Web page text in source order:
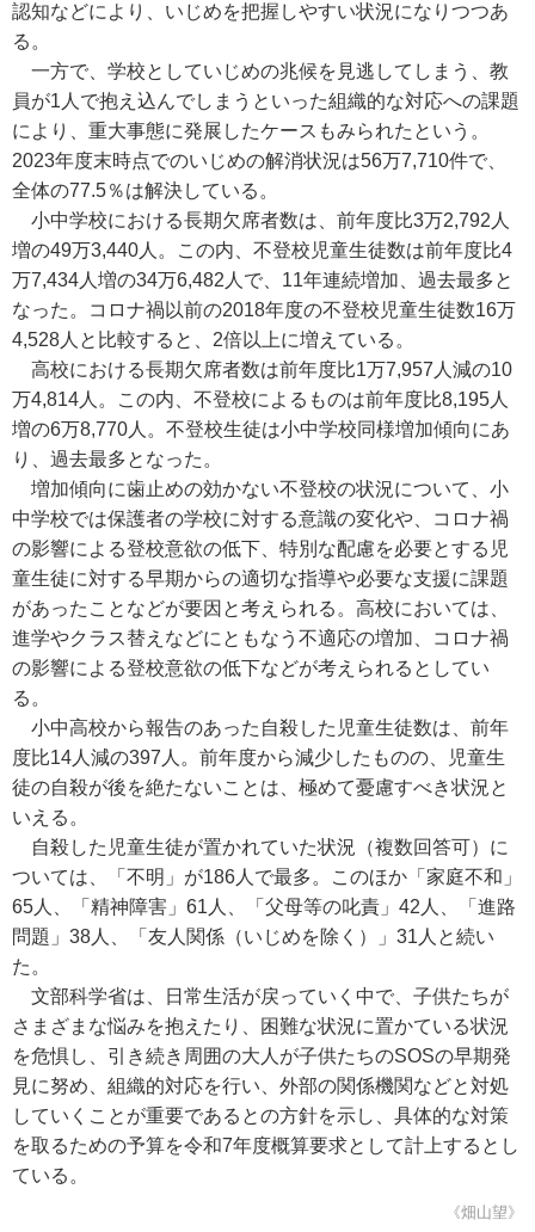
認知などにより、いじめを把握しやすい状況になりつつあ
る。
一方で、学校としていじめの兆候を見逃してしまう、教
員が1人で抱え込んでしまうといった組織的な対応への課題
により、重大事態に発展したケースもみられたという。
2023年度末時点でのいじめの解消状況は56万7,710件で、
全体の77.5％は解決している。
小中学校における長期欠席者数は、前年度比3万2,792人
増の49万3,440人。この内、不登校児童生徒数は前年度比4
万7,434人増の34万6,482人で、11年連続増加、過去最多と
なった。コロナ禍以前の2018年度の不登校児童生徒数16万
4,528人と比較すると、2倍以上に増えている。
高校における長期欠席者数は前年度比1万7,957人減の10
万4,814人。この内、不登校によるものは前年度比8,195人
増の6万8,770人。不登校生徒は小中学校同様増加傾向にあ
り、過去最多となった。
増加傾向に歯止めの効かない不登校の状況について、小
中学校では保護者の学校に対する意識の変化や、コロナ禍
の影響による登校意欲の低下、特別な配慮を必要とする児
童生徒に対する早期からの適切な指導や必要な支援に課題
があったことなどが要因と考えられる。高校においては、
進学やクラス替えなどにともなう不適応の増加、コロナ禍
の影響による登校意欲の低下などが考えられるとしてい
る。
小中高校から報告のあった自殺した児童生徒数は、前年
度比14人減の397人。前年度から減少したものの、児童生
徒の自殺が後を絶たないことは、極めて憂慮すべき状況と
いえる。
自殺した児童生徒が置かれていた状況（複数回答可）に
ついては、「不明」が186人で最多。このほか「家庭不和」
65人、「精神障害」61人、「父母等の叱責」42人、「進路
問題」38人、「友人関係（いじめを除く）」31人と続い
た。
文部科学省は、日常生活が戻っていく中で、子供たちが
さまざまな悩みを抱えたり、困難な状況に置かている状況
を危惧し、引き続き周囲の大人が子供たちのSOSの早期発
見に努め、組織的対応を行い、外部の関係機関などと対処
していくことが重要であるとの方針を示し、具体的な対策
を取るための予算を令和7年度概算要求として計上するとし
ている。
《畑山望》